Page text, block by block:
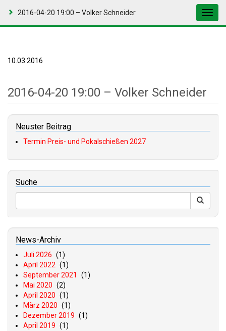
2016-04-20 19:00 – Volker Schneider
10.03.2016
2016-04-20 19:00 – Volker Schneider
Neuster Beitrag
Termin Preis- und Pokalschießen 2027
Suche
News-Archiv
Juli 2026 (1)
April 2022 (1)
September 2021
(1)
Mai 2020 (2)
April 2020 (1)
März 2020 (1)
Dezember 2019 (1)
April 2019 (1)